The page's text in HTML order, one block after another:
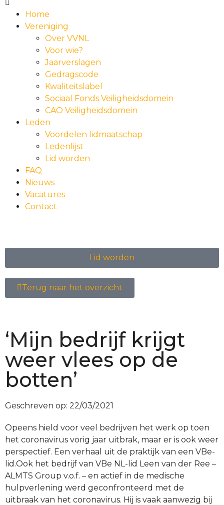
Home
Vereniging
Over VVNL
Voor wie?
Jaarverslagen
Gedragscode
Kwaliteitslabel
Sociaal Fonds Veiligheidsdomein
CAO Veiligheidsdomein
Leden
Voordelen lidmaatschap
Ledenlijst
Lid worden
FAQ
Nieuws
Vacatures
Contact
Lid worden
Terug naar het overzicht
‘Mijn bedrijf krijgt
weer vlees op de
botten’
Geschreven op: 22/03/2021
Opeens hield voor veel bedrijven het werk op toen
het coronavirus vorig jaar uitbrak, maar er is ook weer
perspectief. Een verhaal uit de praktijk van een VBe-
lid.Ook het bedrijf van VBe NL-lid Leen van der Ree –
ALMTS Group v.o.f. – en actief in de medische
hulpverlening werd geconfronteerd met de
uitbraak van het coronavirus. Hij is vaak aanwezig bij